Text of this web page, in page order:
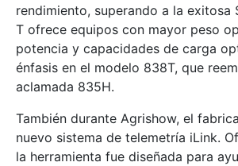
rendimiento, superando a la exitosa
T ofrece equipos con mayor peso
potencia y capacidades de carga
énfasis en el modelo 838T, que
aclamada 835H.
También durante Agrishow, el
nuevo sistema de telemetría iLink.
la herramienta fue diseñada para